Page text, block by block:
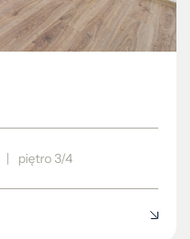
| piętro 3/4